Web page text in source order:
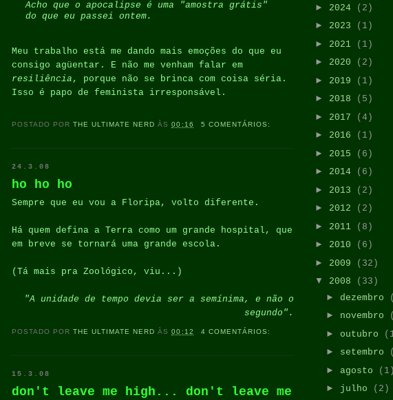
Acho que o apocalipse é uma "amostra grátis"
do que eu passei ontem.
Meu trabalho está me dando mais emoções do que eu
consigo agüentar. E não me venham falar em
resiliência , porque não se brinca com coisa séria.
Isso é papo de feminista irresponsável.
POSTADO PORTHE ULTIMATE NERD ÀS00:16 5 COMENTÁRIOS:
24.3.08
ho ho ho
Sempre que eu vou a Floripa, volto diferente.
Há quem defina a Terra como um grande hospital, que
em breve se tornará uma grande escola.
(Tá mais pra Zoológico, viu...)
"A unidade de tempo devia ser a semínima, e não o
segundo".
POSTADO PORTHE ULTIMATE NERD ÀS00:12 4 COMENTÁRIOS:
15.3.08
don't leave me high... don't leave me
► 2024
(2)
► 2023
(1)
► 2021
(1)
► 2020
(2)
► 2019
(1)
► 2018
(5)
► 2017
(4)
► 2016
(1)
► 2015
(6)
► 2014
(6)
► 2013
(2)
► 2012
(2)
► 2011
(8)
► 2010
(6)
► 2009
(32)
▼ 2008
(33)
► dezembro
► novembro
► outubro
► setembro
► agosto
(1)
► julho
(2)